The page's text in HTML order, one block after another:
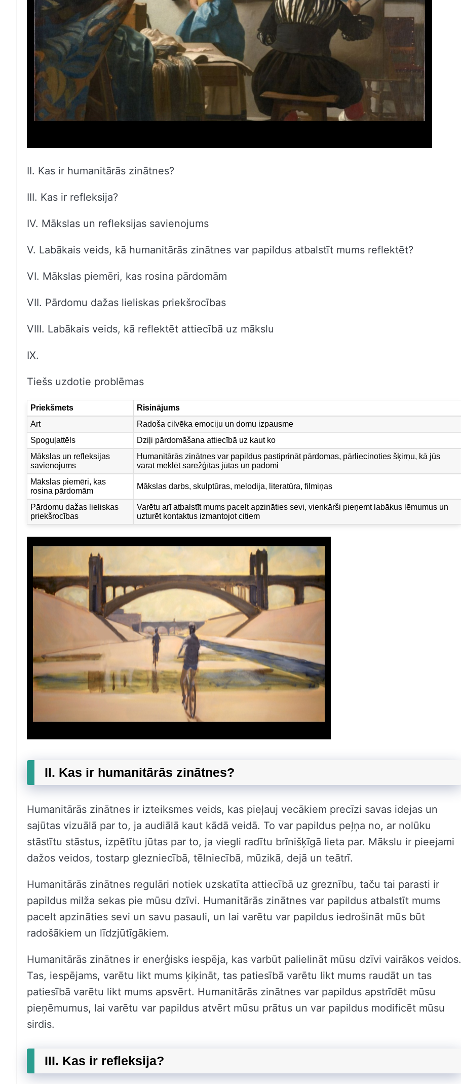
II. Kas ir humanitārās zinātnes?
III. Kas ir refleksija?
IV. Mākslas un refleksijas savienojums
V. Labākais veids, kā humanitārās zinātnes var papildus atbalstīt mums reflektēt?
VI. Mākslas piemēri, kas rosina pārdomām
VII. Pārdomu dažas lieliskas priekšrocības
VIII. Labākais veids, kā reflektēt attiecībā uz mākslu
IX.
Tiešs uzdotie problēmas
Priekšmets
Risinājums
Art
Radoša cilvēka emociju un domu izpausme
Spoguļattēls
Dziļi pārdomāšana attiecībā uz kaut ko
Mākslas un refleksijas
savienojums
Humanitārās zinātnes var papildus pastiprināt pārdomas, pārliecinoties šķirņu, kā jūs
varat meklēt sarežģītas jūtas un padomi
Mākslas piemēri, kas
rosina pārdomām
Mākslas darbs, skulptūras, melodija, literatūra, filmiņas
Pārdomu dažas lieliskas
priekšrocības
Varētu arī atbalstīt mums pacelt apzināties sevi, vienkārši pieņemt labākus lēmumus un
uzturēt kontaktus izmantojot citiem
II. Kas ir humanitārās zinātnes?
Humanitārās zinātnes ir izteiksmes veids, kas pieļauj vecākiem precīzi savas idejas un
sajūtas vizuālā par to, ja audiālā kaut kādā veidā. To var papildus peļņa no, ar nolūku
stāstītu stāstus, izpētītu jūtas par to, ja viegli radītu brīnišķīgā lieta par. Mākslu ir pieejami
dažos veidos, tostarp glezniecībā, tēlniecībā, mūzikā, dejā un teātrī.
Humanitārās zinātnes regulāri notiek uzskatīta attiecībā uz greznību, taču tai parasti ir
papildus milža sekas pie mūsu dzīvi. Humanitārās zinātnes var papildus atbalstīt mums
pacelt apzināties sevi un savu pasauli, un lai varētu var papildus iedrošināt mūs būt
radošākiem un līdzjūtīgākiem.
Humanitārās zinātnes ir enerģisks iespēja, kas varbūt palielināt mūsu dzīvi vairākos veidos.
Tas, iespējams, varētu likt mums ķiķināt, tas patiesībā varētu likt mums raudāt un tas
patiesībā varētu likt mums apsvērt. Humanitārās zinātnes var papildus apstrīdēt mūsu
pieņēmumus, lai varētu var papildus atvērt mūsu prātus un var papildus modificēt mūsu
sirdis.
III. Kas ir refleksija?